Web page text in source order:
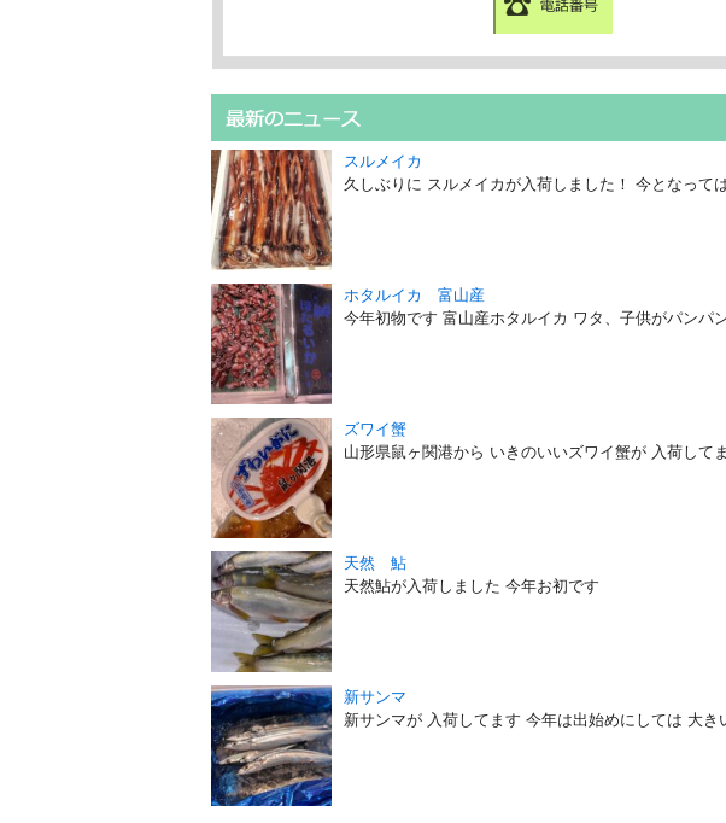
スルメイカ
久しぶりに スルメイカが入荷しました！ 今となって
ホタルイカ 富山産
今年初物です 富山産ホタルイカ ワタ、子供がパンパ
ズワイ蟹
山形県鼠ヶ関港から いきのいいズワイ蟹が 入荷して
天然 鮎
天然鮎が入荷しました 今年お初です
新サンマ
新サンマが 入荷してます 今年は出始めにしては 大き